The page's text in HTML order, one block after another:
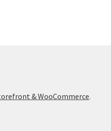
& WooCommerce.